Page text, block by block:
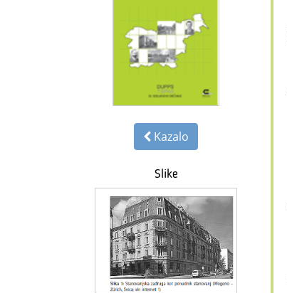
Kazalo
Slike